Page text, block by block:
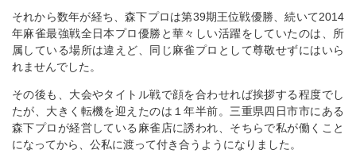
それから数年が経ち、森下プロは第39期王位戦優勝、続いて2014
年麻雀最強戦全日本プロ優勝と華々しい活躍をしていたのは、所
属している場所は違えど、同じ麻雀プロとして尊敬せずにはいら
れませんでした。
その後も、大会やタイトル戦で顔を合わせれば挨拶する程度でし
たが、大きく転機を迎えたのは１年半前。三重県四日市市にある
森下プロが経営している麻雀店に誘われ、そちらで私が働くこと
になってから、公私に渡って付き合うようになりました。